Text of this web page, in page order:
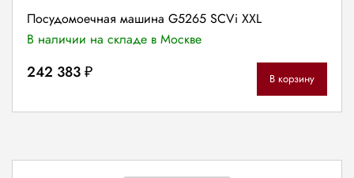
Посудомоечная машина G5265 SCVi XXL
В наличии на складе в Москве
242 383 ₽ В корзину